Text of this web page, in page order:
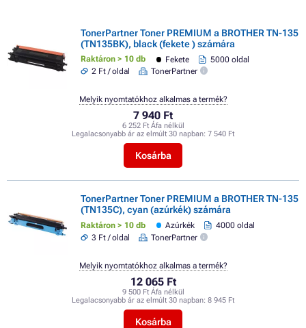
TonerPartner Toner PREMIUM a BROTHER TN-135
(TN135BK), black (fekete ) számára
Raktáron > 10 db Fekete
5000 oldal
2 Ft / oldal
TonerPartner
7 940 Ft
6 252 Ft Áfa nélkül
Legalacsonyabb ár az elmúlt 30 napban: 7 540 Ft
Kosárba
Melyik nyomtatókhoz alkalmas a termék?
TonerPartner Toner PREMIUM a BROTHER TN-135
(TN135C), cyan (azúrkék) számára
Raktáron > 10 db Azúrkék
4000 oldal
3 Ft / oldal
TonerPartner
12 065 Ft
9 500 Ft Áfa nélkül
Legalacsonyabb ár az elmúlt 30 napban: 8 945 Ft
Kosárba
Melyik nyomtatókhoz alkalmas a termék?